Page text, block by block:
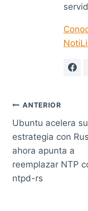
Navegación
de
entradas
ANTERIOR
Ubuntu acelera su
estrategia con
ahora apunta a
reemplazar NTP
ntpd-rs